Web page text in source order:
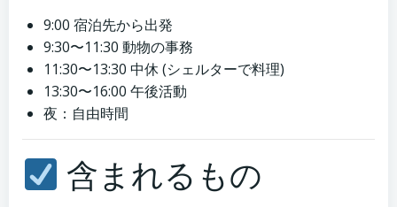
9:00 宿泊先から出発
9:30〜11:30 動物の事務
11:30〜13:30 中休 (シェルターで料理)
13:30〜16:00 午後活動
夜：自由時間
含まれるもの